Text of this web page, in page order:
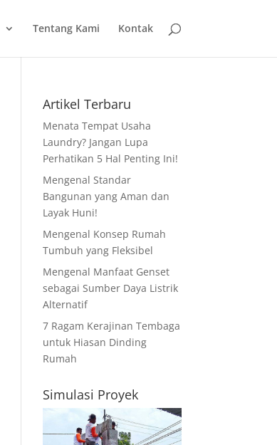
Tentang Kami Kontak
Artikel Terbaru
Menata Tempat Usaha
Laundry? Jangan Lupa
Perhatikan 5 Hal Penting Ini!
Mengenal Standar
Bangunan yang Aman dan
Layak Huni!
Mengenal Konsep Rumah
Tumbuh yang Fleksibel
Mengenal Manfaat Genset
sebagai Sumber Daya Listrik
Alternatif
7 Ragam Kerajinan Tembaga
untuk Hiasan Dinding
Rumah
Simulasi Proyek